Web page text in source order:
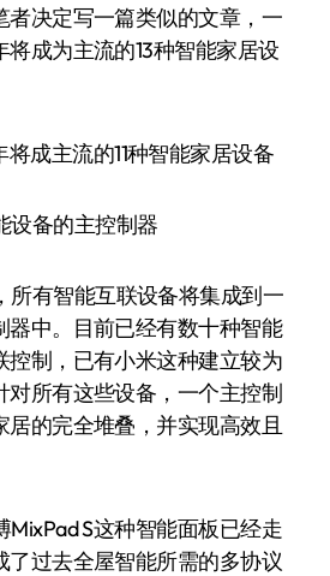
者决定写一篇类似的文章，一
成为主流的13种智能家居设
设备的主控制器
所有智能互联设备将集成到一
器中。目前已经有数十种智能
控制，已有小米这种建立较为
对所有这些设备，一个主控制
的完全堆叠，并实现高效且
MixPad S这种智能面板已经走
了过去全屋智能所需的多协议